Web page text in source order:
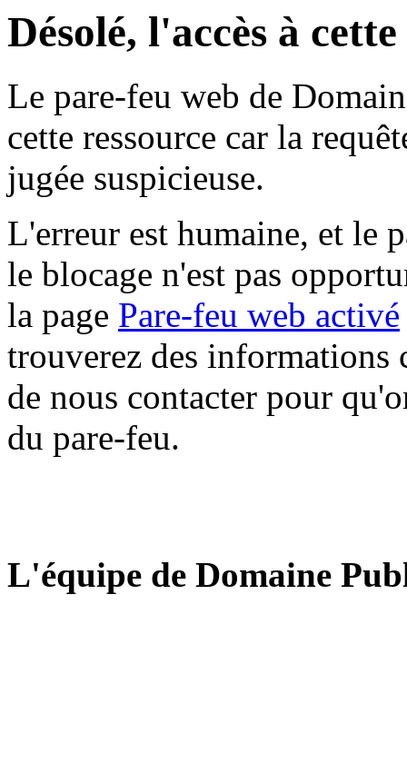
Désolé, l'accès à
Le pare-feu web de
cette ressource car la
jugée suspicieuse.
L'erreur est humaine, et le
le blocage n'est pas
la page Pare-feu web activé
trouverez des informations
de nous contacter pour
du pare-feu.
L'équipe de Domaine